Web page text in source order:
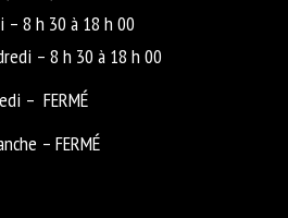
– 8 h 30 à 18 h 00
– 8 h 30 à 18 h 00
– FERMÉ
– FERMÉ